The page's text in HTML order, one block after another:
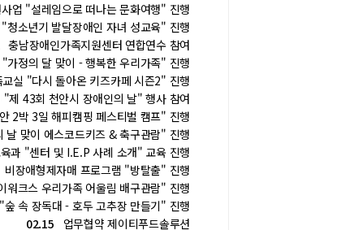
업 "설레임으로 떠나는 문화여행" 진행
소년기 발달장애인 자녀 성교육" 진행
충남장애인가족지원센터 연합연수 참여
가정의 달 맞이 - 행복한 우리가족" 진행
실 "다시 돌아온 키즈카페 시즌2" 진행
제 43회 천안시 장애인의 날" 행사 참여
2박 3일 해피캠핑 페스티벌 캠프" 진행
날 맞이 에스코드키즈 & 축구관람" 진행
과 "센터 및 I.E.P 사례 소개" 교육 진행
비장애형제자매 프로그램 "방탈출" 진행
크스 우리가족 어울림 배구관람" 진행
속 장독대 - 호두 고추장 만들기" 진행
02.15 업무협약 제이티푸드솔루션